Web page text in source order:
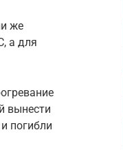
же
а для
вынести
погибли